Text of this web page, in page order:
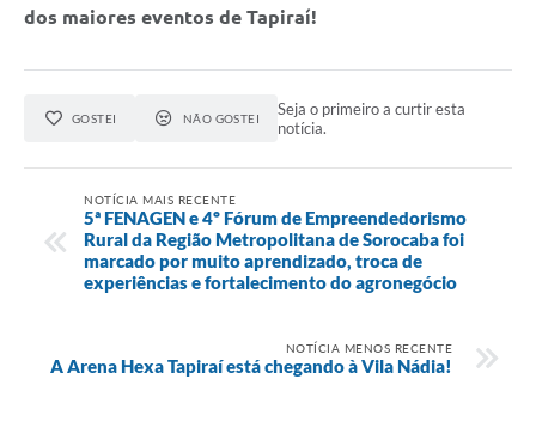
Concursos
Links
Telefones Úteis
dos maiores eventos de Tapiraí!
GOSTEI NÃO GOSTEI
Seja o primeiro a curtir esta
notícia.
NOTÍCIA MAIS RECENTE
5ª FENAGEN e 4º Fórum de Empreendedorismo
Rural da Região Metropolitana de Sorocaba foi
marcado por muito aprendizado, troca de
experiências e fortalecimento do agronegócio
NOTÍCIA MENOS RECENTE
A Arena Hexa Tapiraí está chegando à Vila Nádia!